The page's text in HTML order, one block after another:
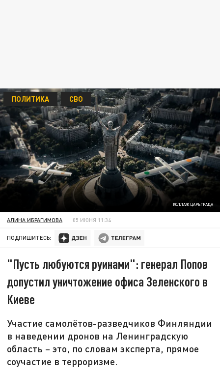
КОЛЛАЖ ЦАРЬГРАДА
ПОЛИТИКА СВО
АЛИНА ИБРАГИМОВА 05 ИЮНЯ 11:34
ПОДПИШИТЕСЬ:
"Пусть любуются руинами": генерал Попов
допустил уничтожение офиса Зеленского в
Киеве
Участие самолётов-разведчиков Финляндии
в наведении дронов на Ленинградскую
область – это, по словам эксперта, прямое
соучастие в терроризме.